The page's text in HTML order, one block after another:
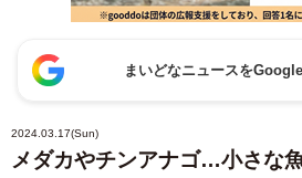
まいどなニュースを
2024.03.17(Sun)
メダカやチンアナゴ…小さな